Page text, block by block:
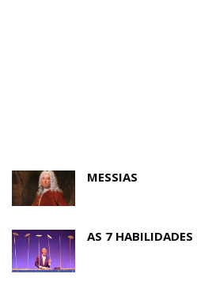
MESSIAS
AS 7 HABILIDADES